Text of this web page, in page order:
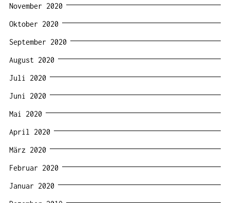
November 2020
Oktober 2020
September 2020
August 2020
Juli 2020
Juni 2020
Mai 2020
April 2020
März 2020
Februar 2020
Januar 2020